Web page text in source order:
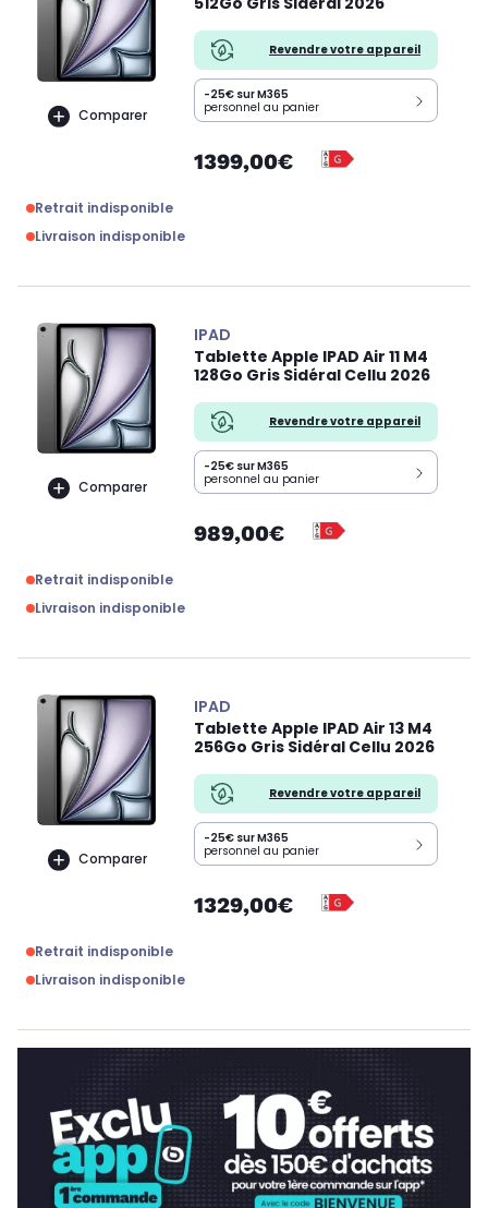
Comparer
Revendre votre appareil
-25€ sur M365
personnel au panier
1399,00€
Retrait indisponible
Livraison indisponible
Comparer
IPAD
Tablette Apple IPAD Air 11 M4
128Go Gris Sidéral Cellu 2026
Revendre votre appareil
-25€ sur M365
personnel au panier
989,00€
Retrait indisponible
Livraison indisponible
Comparer
IPAD
Tablette Apple IPAD Air 13 M4
256Go Gris Sidéral Cellu 2026
Revendre votre appareil
-25€ sur M365
personnel au panier
1329,00€
Retrait indisponible
Livraison indisponible